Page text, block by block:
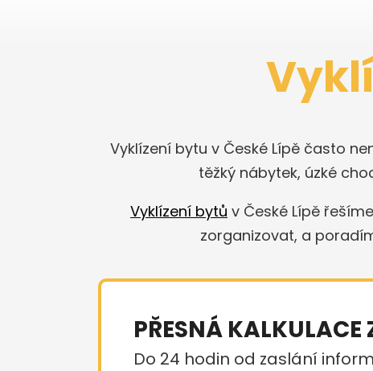
Vyklízení bytu v České Lípě často
těžký nábytek, úzké
Vyklízení bytů v České Lípě řešíme
zorganizovat, a
PŘESNÁ KALKULACE
Do 24 hodin od zaslání